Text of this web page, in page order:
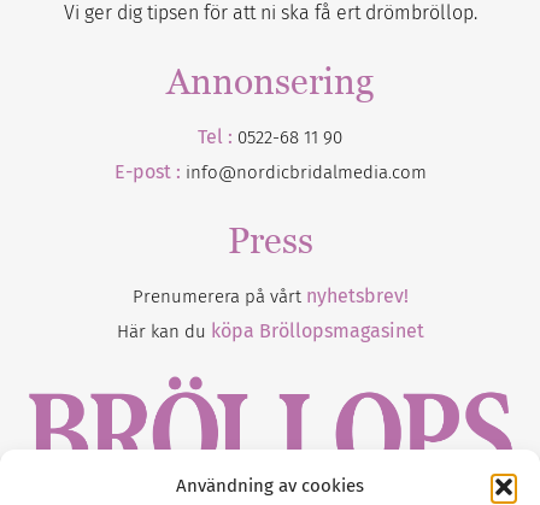
Användning av cookies
Vi ger dig tipsen för att ni ska få ert drömbröllop.
Annonsering
Tel : 0522-68 11 90
E-post : info@nordicbridalmedia.com
Press
Prenumerera på vårt nyhetsbrev!
Här kan du köpa Bröllopsmagasinet